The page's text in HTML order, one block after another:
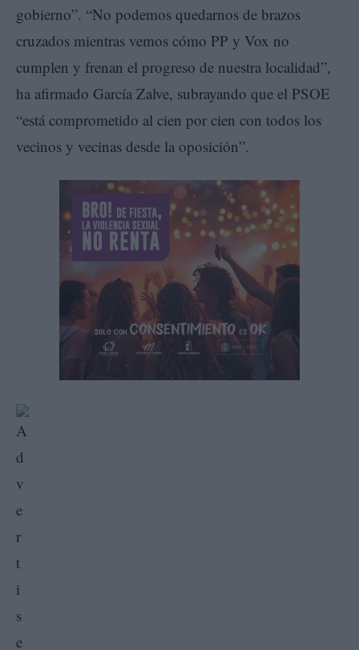
gobierno”. “No podemos quedarnos de brazos
cruzados mientras vemos cómo PP y Vox no
cumplen y frenan el progreso de nuestra localidad”,
ha afirmado García Zalve, subrayando que el PSOE
“está comprometido al cien por cien con todos los
vecinos y vecinas desde la oposición”.